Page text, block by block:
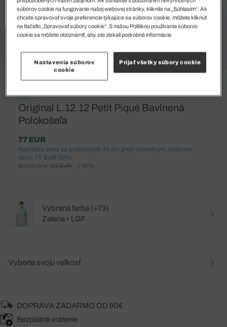
Original L.12.12 Petit Piqué Bavlnená
Polokošeľa
77 EUR
Najnižšia cena za posledných 30 dní pred posledným znížením
ceny: 77 EUR (0%)
Bežná cena: 110 EUR (-30%)
Vybraná farba (+73)
Zelena • LGF
Vyberte svoju veľkosť
DOPRAVA ZADARMO OD 90€
Bezplatné vrátenie
súborov cookie na fungovanie našej webovej stránky, kliknite na „Súhlasím“. Ak
chcete spravovať svoje preferencie týkajúce sa súborov cookie, môžete kliknúť
na tlačidlo „Spravovať súbory cookie“. S našou Politikou používania súborov
cookie sa môžete oboznámiť, aby ste získali podrobné informácie.
Nastavenia súborov
cookie
Prijať všetky súbory cookie